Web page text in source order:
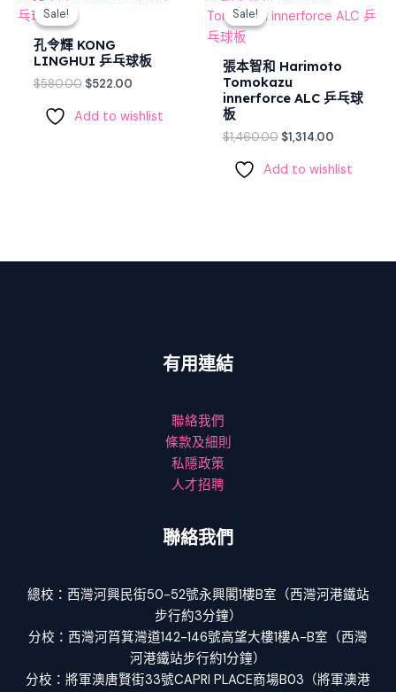
Sale!
Sale!
孔令輝 KONG
LINGHUI 乒乓球板
$580.00 $522.00
Add to wishlist
Sale!
Sale!
張本智和 Harimoto
Tomokazu
innerforce ALC 乒乓球
板
$1,460.00
was:
$1,314.00
is:
Add to wishlist
有用連結
聯絡我們
條款及細則
私隱政策
人才招聘
聯絡我們
總校：西灣河興民街50-52號永興閣1樓B室（西灣河港鐵站
步行約3分鐘）
分校：西灣河筲箕灣道142-146號高望大樓1樓A-B室（西灣
河港鐵站步行約1分鐘）
分校：將軍澳唐賢街33號CAPRI PLACE商場B03（將軍澳港